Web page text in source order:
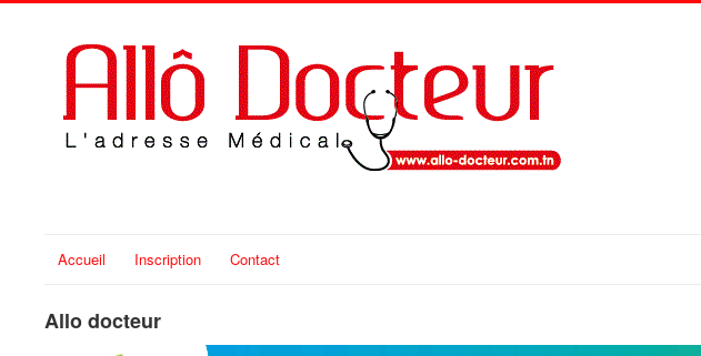
Accueil Inscription Contact
Allo docteur